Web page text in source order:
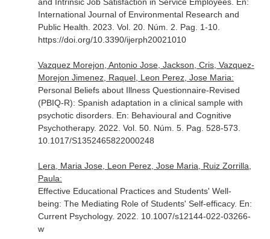
International Journal of Environmental Research and
Public Health . 2023. Vol. 20. Núm. 2. Pag. 1-10.
https://doi.org/10.3390/ijerph20021010
Vazquez Morejon, Antonio Jose, Jackson, Cris, Vazquez-
Morejon Jimenez, Raquel, Leon Perez, Jose Maria:
Personal Beliefs about Illness Questionnaire-Revised
(PBIQ-R): Spanish adaptation in a clinical sample with
psychotic disorders. En: Behavioural and Cognitive
Psychotherapy. 2022. Vol. 50. Núm. 5. Pag. 528-573.
10.1017/S1352465822000248
Lera, Maria Jose, Leon Perez, Jose Maria, Ruiz Zorrilla,
Paula:
Effective Educational Practices and Students' Well-
being: The Mediating Role of Students' Self-efficacy. En:
Current Psychology. 2022. 10.1007/s12144-022-03266-
w